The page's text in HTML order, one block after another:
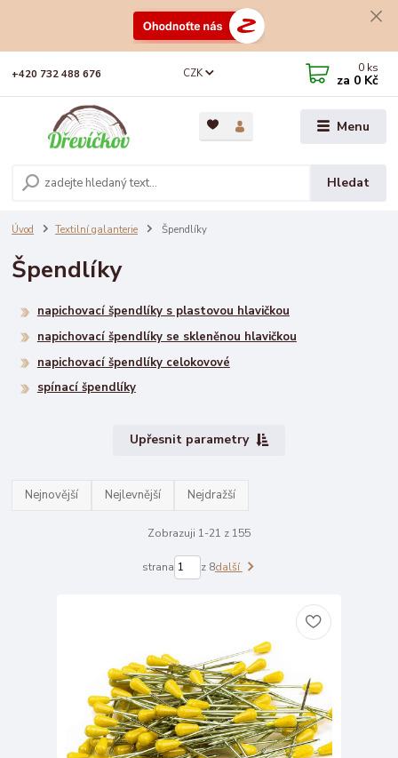
Menu
CZK
Hledat
+420 732 488 676 0 ks
za 0 Kč
Úvod Textilní galanterie Špendlíky
Špendlíky
napichovací špendlíky s plastovou hlavičkou
napichovací špendlíky se skleněnou hlavičkou
napichovací špendlíky celokovové
spínací špendlíky
Upřesnit parametry
Nejnovější Nejlevnější Nejdražší
Zobrazuji 1-21 z 155
strana z 8další